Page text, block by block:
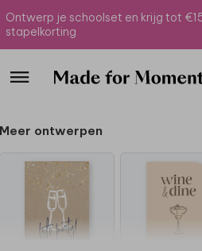
Ontwerp je schoolset en krijg tot
stapelkorting
Meer ontwerpen